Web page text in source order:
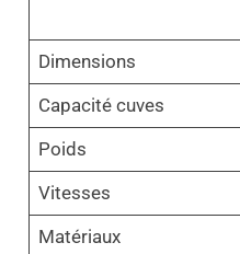
Dimensions
Capacité cuves
Poids
Vitesses
Matériaux